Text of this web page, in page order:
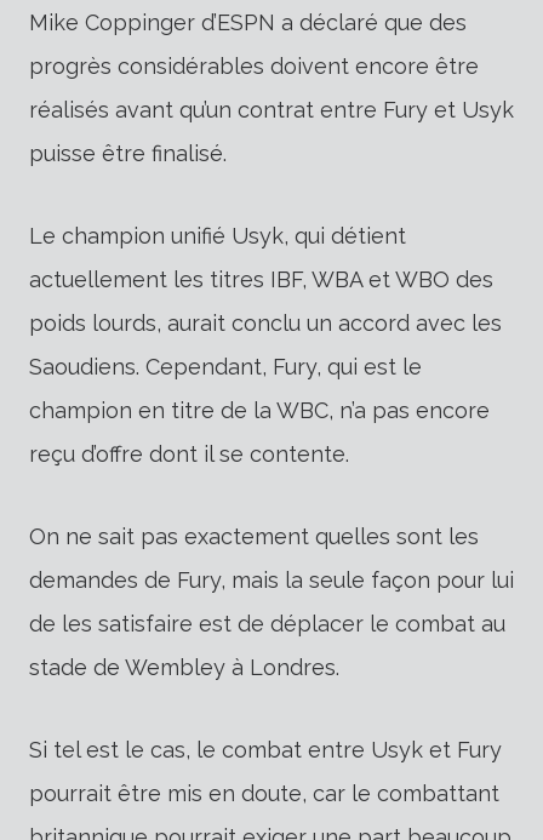
Mike Coppinger d’ESPN a déclaré que des
progrès considérables doivent encore être
réalisés avant qu’un contrat entre Fury et Usyk
puisse être finalisé.
Le champion unifié Usyk, qui détient
actuellement les titres IBF, WBA et WBO des
poids lourds, aurait conclu un accord avec les
Saoudiens. Cependant, Fury, qui est le
champion en titre de la WBC, n’a pas encore
reçu d’offre dont il se contente.
On ne sait pas exactement quelles sont les
demandes de Fury, mais la seule façon pour lui
de les satisfaire est de déplacer le combat au
stade de Wembley à Londres.
Si tel est le cas, le combat entre Usyk et Fury
pourrait être mis en doute, car le combattant